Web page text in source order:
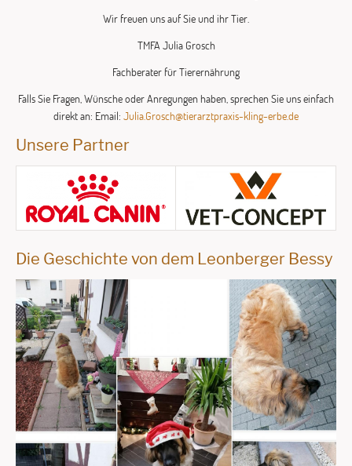
Wir freuen uns auf Sie und ihr Tier.
TMFA Julia Grosch
Fachberater für Tierernährung
Falls Sie Fragen, Wünsche oder Anregungen haben, sprechen Sie uns einfach
direkt an: Email: Julia.Grosch@tierarztpraxis-kling-erbe.de
Unsere Partner
Die Geschichte von dem Leonberger Bessy